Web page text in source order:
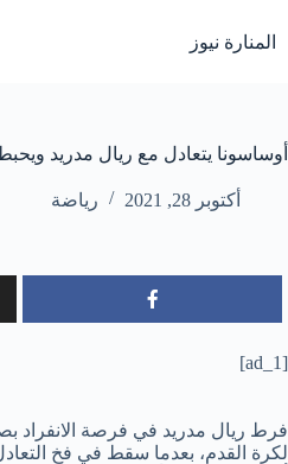
إلى
المحتوى
المنارة نيوز
أوساسونا يتعادل مع ريال مدريد
أكتوبر 28, 2021 رياضة
[ad_1]
فرط ريال مدريد في فرصة الانفراد
لكرة القدم، بعدما سقط في فخ